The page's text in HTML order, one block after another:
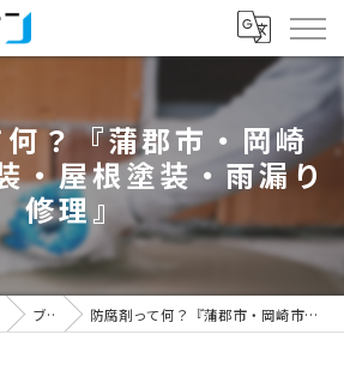
？『蒲郡市・岡崎
屋根塗装・雨漏り
修理』
ブログ 防腐剤って何？『蒲郡市・岡崎市 外壁塗装・屋根塗装・雨漏り修理』